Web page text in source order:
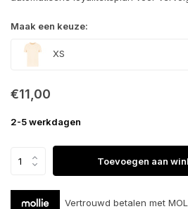
Maak een keuze:
XS
€11,00
2-5 werkdagen
Toevoegen aan
Vertrouwd betalen met